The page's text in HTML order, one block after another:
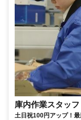
庫内作業スタッ
土日祝100円アップ！